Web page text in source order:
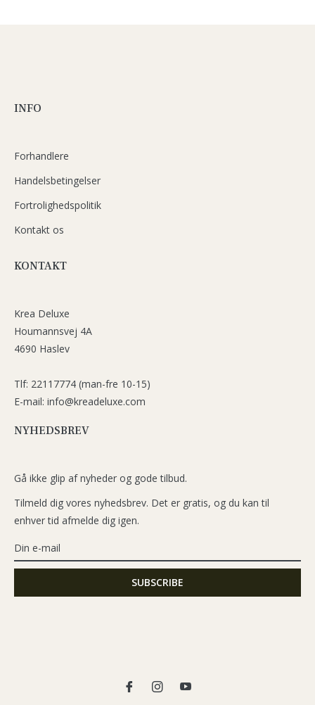
INFO
Forhandlere
Handelsbetingelser
Fortrolighedspolitik
Kontakt os
KONTAKT
Krea Deluxe
Houmannsvej 4A
4690 Haslev
Tlf: 22117774 (man-fre 10-15)
E-mail: info@kreadeluxe.com
NYHEDSBREV
Gå ikke glip af nyheder og gode tilbud.
Tilmeld dig vores nyhedsbrev. Det er gratis, og du kan til
enhver tid afmelde dig igen.
Ins
You